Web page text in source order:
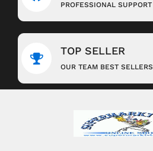
PROFESSIONAL SUPPORT
TOP SELLER
OUR TEAM BEST SELLERS